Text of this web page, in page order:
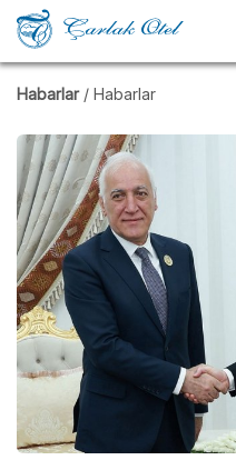
Habarlar / Habarlar